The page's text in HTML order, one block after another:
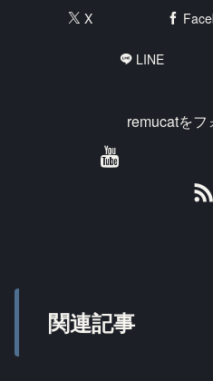
X
LINE
remucatをフ
関連記事